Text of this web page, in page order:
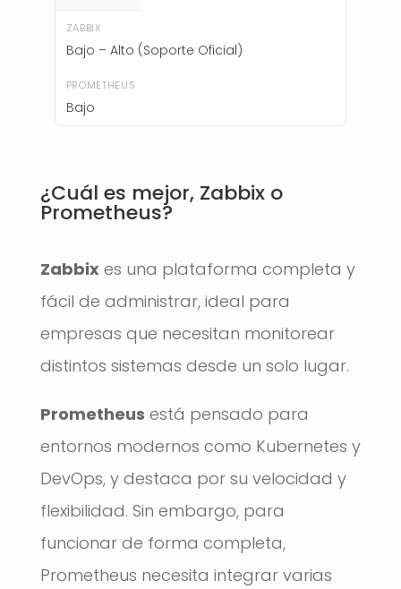
Bajo – Alto (Soporte Oficial)
Bajo
¿Cuál es mejor, Zabbix o
Prometheus?
Zabbixes una plataforma completa y
fácil de administrar, ideal para
empresas que necesitan monitorear
distintos sistemas desde un solo lugar.
Prometheus está pensado para
entornos modernos como Kubernetes y
DevOps, y destaca por su velocidad y
flexibilidad. Sin embargo, para
funcionar de forma completa,
Prometheus necesita integrar varias